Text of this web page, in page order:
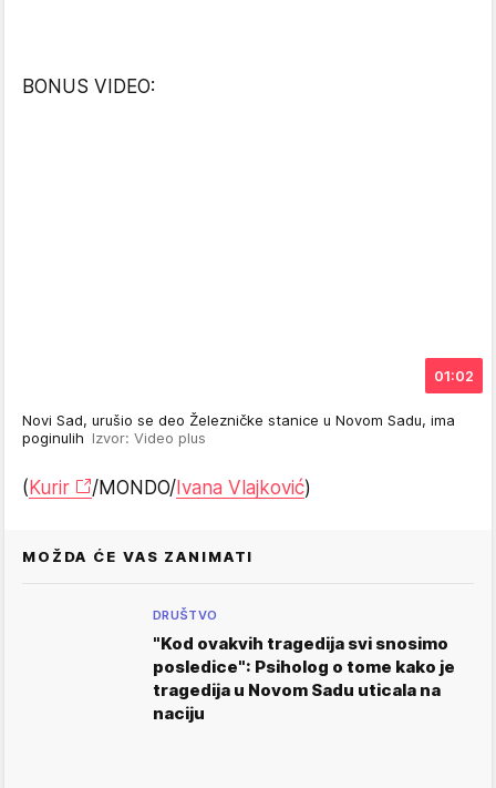
BONUS VIDEO:
01:02
Novi Sad, urušio se deo Železničke stanice u Novom Sadu, ima
poginulih Izvor: Video plus
( Kurir /MONDO/ Ivana Vlajković)
MOŽDA ĆE VAS ZANIMATI
DRUŠTVO
"Kod ovakvih tragedija svi snosimo
posledice": Psiholog o tome kako je
tragedija u Novom Sadu uticala na
naciju